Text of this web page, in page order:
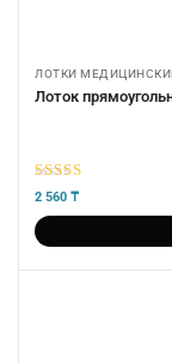
ЛОТКИ
Лоток
5 из 5
2 560 ₸